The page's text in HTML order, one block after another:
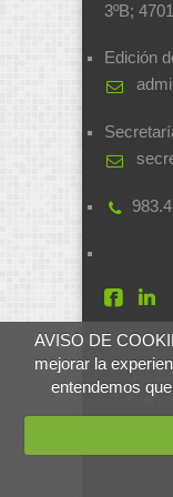
AVISO DE
mejorar la
entendemos
3ºB;
Edición